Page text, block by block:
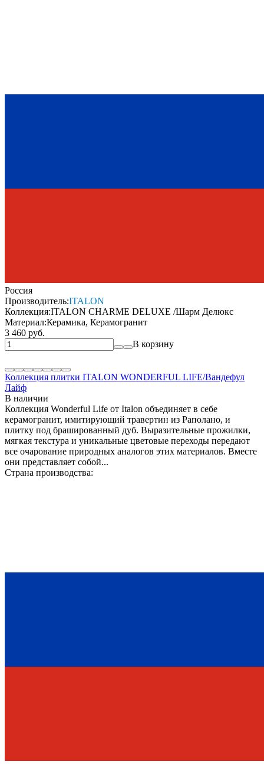
Россия
Производитель:ITALON
Коллекция:ITALON CHARME DELUXE /Шарм Делюкс
Материал:Керамика, Керамогранит
3 460 руб.
В корзину
Коллекция плитки ITALON WONDERFUL LIFE/Вандефул
Лайф
В наличии
Коллекция Wonderful Life от Italon объединяет в себе
керамогранит, имитирующий травертин из Раполано, и
плитку под брашированный дуб. Выразительные прожилки,
мягкая текстура и уникальные цветовые переходы передают
все очарование природных аналогов этих материалов. Вместе
они представляет собой...
Страна производства: